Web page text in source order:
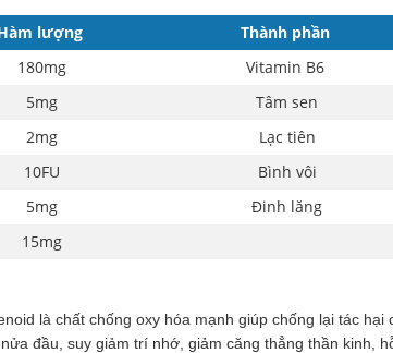
lượng Thành phần
180mg Vitamin B6
5mg Tâm sen
2mg Lạc tiên
10FU Bình vôi
5mg Đinh lăng
15mg
là chất chống oxy hóa mạnh giúp chống lại tác
đầu, suy giảm trí nhớ, giảm căng thẳng thần kinh,